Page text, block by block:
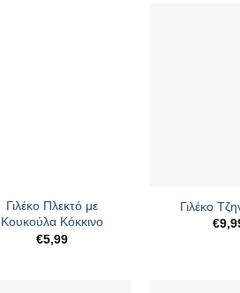
Γιλέκο Πλεκτό με
Κουκούλα Κόκκινο
€5,99
Γιλέκο
€